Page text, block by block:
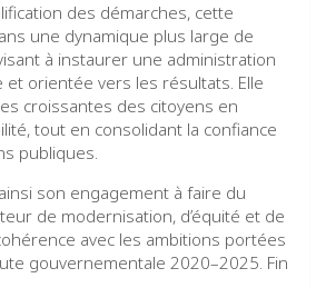
des démarches, cette
une dynamique plus large de
à instaurer une administration
et orientée vers les résultats. Elle
croissantes des citoyens en
tout en consolidant la confiance
publiques.
son engagement à faire du
de modernisation, d’équité et de
avec les ambitions portées
gouvernementale 2020–2025. Fin